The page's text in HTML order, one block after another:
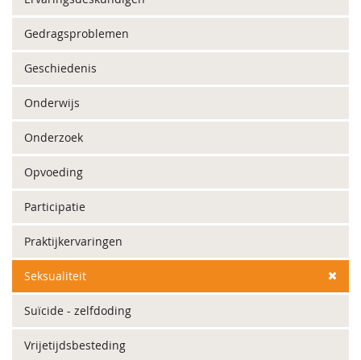
Gedragsproblemen
Geschiedenis
Onderwijs
Onderzoek
Opvoeding
Participatie
Praktijkervaringen
Seksualiteit
Suïcide - zelfdoding
Vrijetijdsbesteding